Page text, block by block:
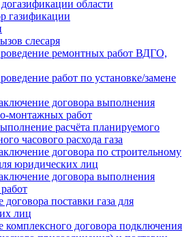
области
газификации
слесаря
ремонтных работ ВДГО,
работ по установке/замене
договора выполнения
монтажных работ
расчёта планируемого
часового расхода газа
договора по строительному
юридических лиц
договора выполнения
договора поставки газа для
лиц
комплексного договора подключения